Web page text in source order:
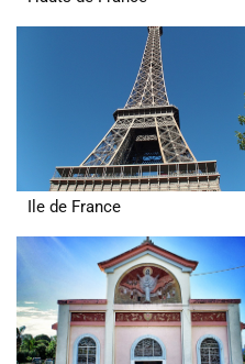
Ile de France